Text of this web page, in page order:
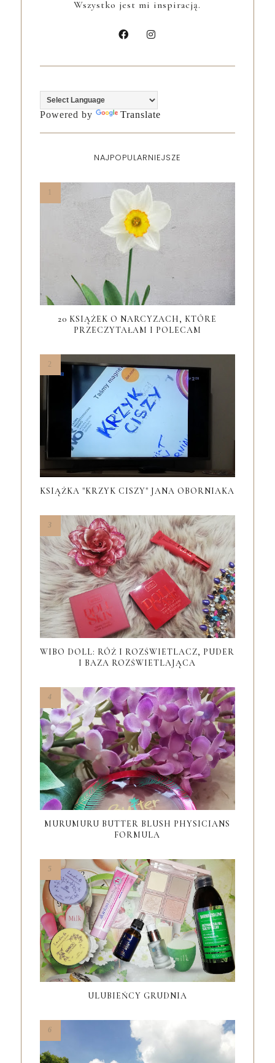
Wszystko jest mi inspiracją.
Powered by Translate
NAJPOPULARNIEJSZE
20 KSIĄŻEK O NARCYZACH, KTÓRE
PRZECZYTAŁAM I POLECAM
KSIĄŻKA "KRZYK CISZY" JANA OBORNIAKA
WIBO DOLL: RÓŻ I ROZŚWIETLACZ, PUDER
I BAZA ROZŚWIETLAJĄCA
MURUMURU BUTTER BLUSH PHYSICIANS
FORMULA
ULUBIEŃCY GRUDNIA